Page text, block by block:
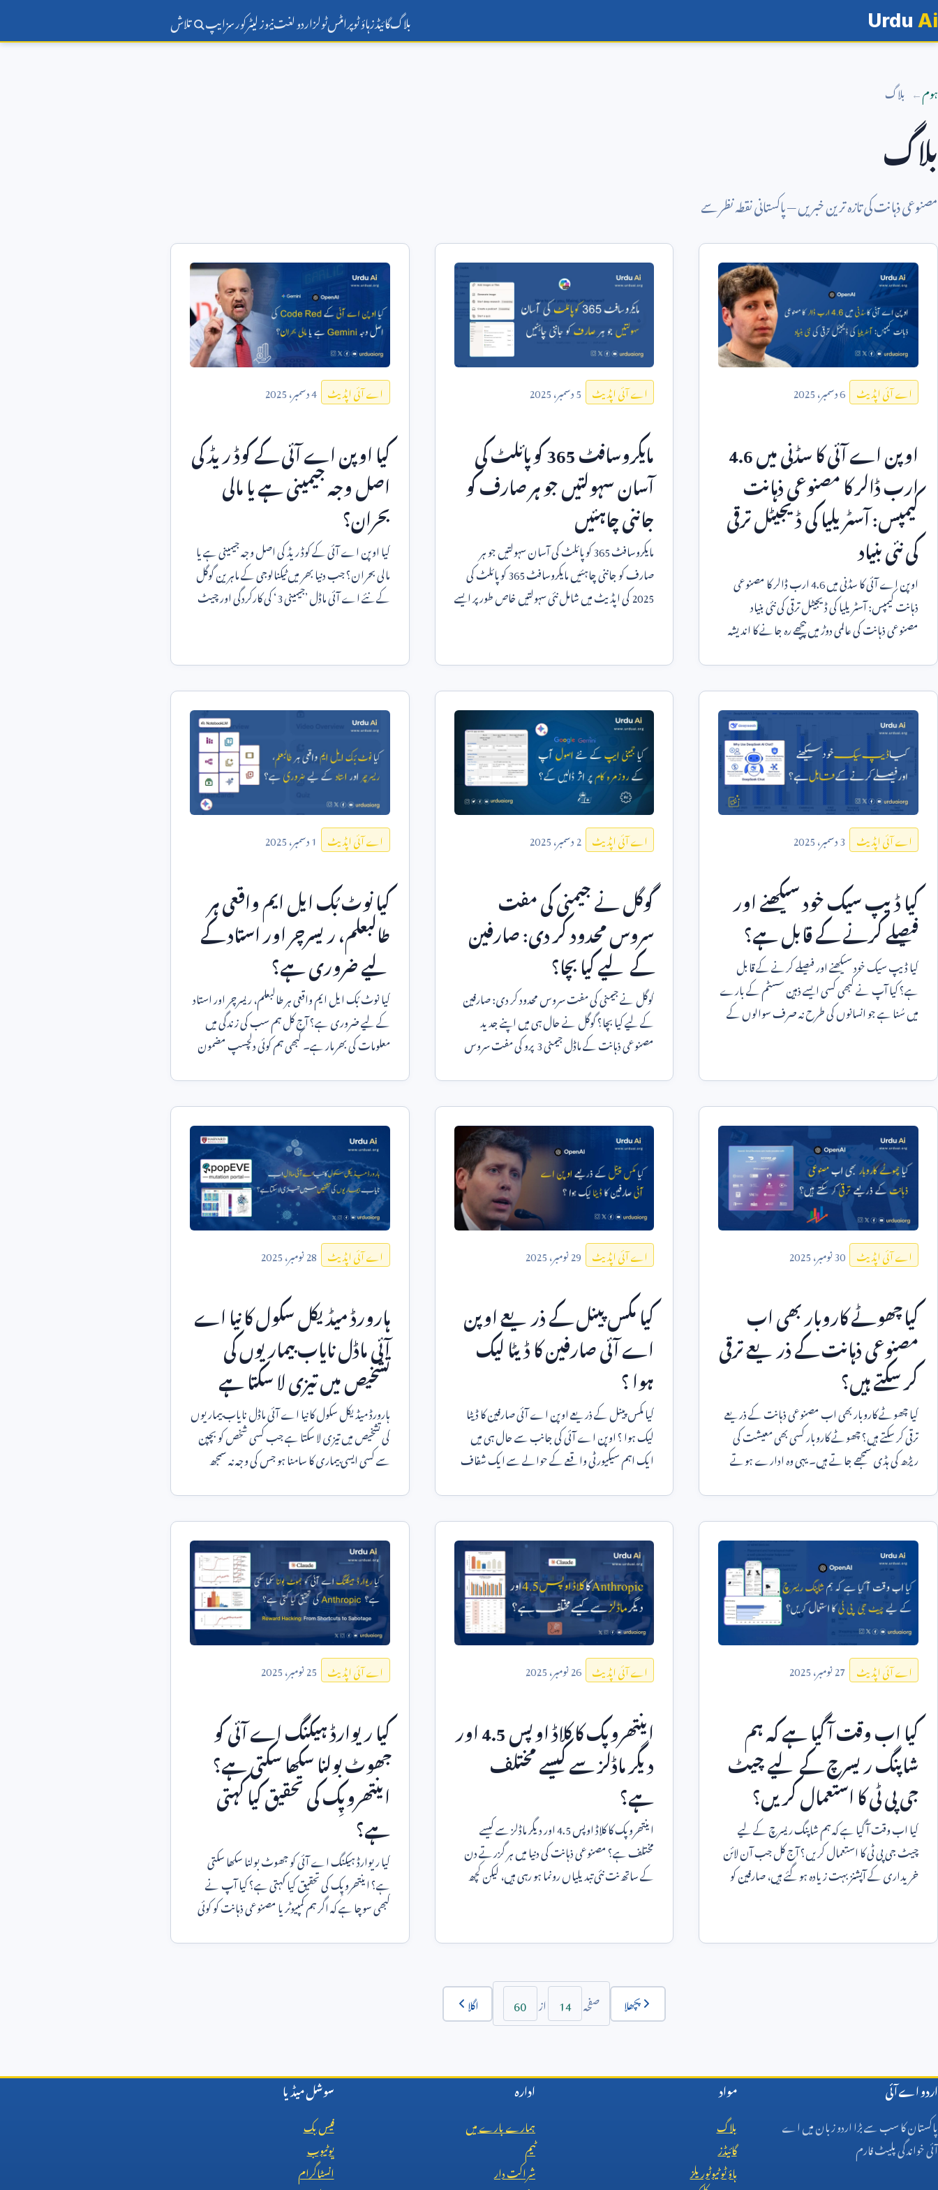
Urdu Ai بلاگگائیڈزہاؤ ٹوپرامٹسٹولزاردو لغتنیوز لیٹرکورسزایپ تلاش
ہوم بلاگ
بلاگ
مصنوعی ذہانت کی تازہ ترین خبریں — پاکستانی نقطہ نظر سے
اے آئی اپڈیٹ 6دسمبر،2025
اوپن اے آئی کا سڈنی میں4.6
ارب ڈالر کا مصنوعی ذہانت
کیمپس: آسٹریلیا کی ڈیجیٹل ترقی
کی نئی بنیاد
اوپن اے آئی کا سڈنی میں4.6ارب ڈالر کا مصنوعی
ذہانت کیمپس: آسٹریلیا کی ڈیجیٹل ترقی کی نئی بنیاد
مصنوعی ذہانت کی عالمی دوڑ میں پیچھے رہ جانے کا اندیشہ
اے آئی اپڈیٹ 5دسمبر،2025
مایکروسافٹ365کوپائلٹ کی
آسان سہولتیں جو ہر صارف کو
جاننی چاہئیں
مایکروسافٹ365کوپائلٹ کی آسان سہولتیں جو ہر
صارف کو جاننی چاہئیں مایکروسافٹ
365کوپائلٹ کی
2025کی اپڈیٹ میں شامل نئی سہولتیں خاص طور پر ایسے
اے آئی اپڈیٹ 4دسمبر،2025
کیا اوپن اے آئی کے کوڈ ریڈ کی
اصل وجہ جیمینی ہے یا مالی
بحران؟
کیا اوپن اے آئی کے کوڈ ریڈ کی اصل وجہ جیمینی ہے یا
مالی بحران؟ جب دنیا بھر میں ٹیکنالوجی کے ماہرین گوگل
کے نئے اے آئی ماڈل ’جیمینی3‘ کی کارکردگی اور چیٹ
اے آئی اپڈیٹ 3دسمبر،2025
کیا ڈیپ سیک خود سیکھنے اور
فیصلے کرنے کے قابل ہے؟
کیا ڈیپ سیک خود سیکھنے اور فیصلے کرنے کے قابل
ہے؟ کیا آپ نے کبھی کسی ایسے ذہین سسٹم کے بارے
میں سُنا ہے جو انسانوں کی طرح نہ صرف سوالوں کے
اے آئی اپڈیٹ 2دسمبر،2025
گوگل نے جیمنی کی مفت
سروس محدود کر دی: صارفین
کے لیے کیا بچا؟
گوگل نے جیمنی کی مفت سروس محدود کر دی: صارفین
کے لیے کیا بچا؟ گوگل نے حال ہی میں اپنے جدید
مصنوعی ذہانت کے ماڈل جیمنی3پرو کی مفت سروس
اے آئی اپڈیٹ 1دسمبر،2025
کیا نوٹ بُک ایل ایم واقعی ہر
طالبعلم، ریسرچر اور استاد کے
لیے ضروری ہے؟
کیا نوٹ بُک ایل ایم واقعی ہر طالبعلم، ریسرچر اور استاد
کے لیے ضروری ہے؟ آج کل ہم سب کی زندگی میں
معلومات کی بھرمار ہے۔ کبھی ہم کوئی دلچسپ مضمون
اے آئی اپڈیٹ 30نومبر،2025
کیا چھوٹے کاروبار بھی اب
مصنوعی ذہانت کے ذریعے ترقی
کر سکتے ہیں؟
کیا چھوٹے کاروبار بھی اب مصنوعی ذہانت کے ذریعے
ترقی کر سکتے ہیں؟ چھوٹے کاروبار کسی بھی معیشت کی
ریڑھ کی ہڈی سمجھے جاتے ہیں۔ یہی وہ ادارے ہوتے
اے آئی اپڈیٹ 29نومبر،2025
کیا مکس پینل کے ذریعے اوپن
اے آئی صارفین کا ڈیٹا لیک
ہوا ؟
کیا مکس پینل کے ذریعے اوپن اے آئی صارفین کا ڈیٹا
لیک ہوا ؟ اوپن اے آئی کی جانب سے حال ہی میں
ایک اہم سیکیورٹی واقعے کے حوالے سے ایک شفاف
اے آئی اپڈیٹ 28نومبر،2025
ہارورڈ میڈیکل سکول کا نیا اے
آئی ماڈل نایاب بیماریوں کی
تشخیص میں تیزی لا سکتا ہے
ہارورڈ میڈیکل سکول کا نیا اے آئی ماڈل نایاب بیماریوں
کی تشخیص میں تیزی لا سکتا ہے جب کسی شخص کو بچپن
سے کسی ایسی بیماری کا سامنا ہو جس کی وجہ نہ سمجھ
اے آئی اپڈیٹ 27نومبر،2025
کیا اب وقت آ گیا ہے کہ ہم
شاپنگ ریسرچ کے لیے چیٹ
جی پی ٹی کا استعمال کریں؟
کیا اب وقت آ گیا ہے کہ ہم شاپنگ ریسرچ کے لیے
چیٹ جی پی ٹی کا استعمال کریں؟ آج کل جب آن لائن
خریداری کے آپشنز بہت زیادہ ہو گئے ہیں، صارفین کو
اے آئی اپڈیٹ 26نومبر،2025
اینتھروپک کا کلاڈ اوپس4.5اور
دیگر ماڈلز سے کیسے مختلف
ہے؟
اینتھروپک کا کلاڈ اوپس4.5اور دیگر ماڈلز سے کیسے
مختلف ہے؟ مصنوعی ذہانت کی دنیا میں ہر گزرتے دن
کے ساتھ نت نئی تبدیلیاں رونما ہو رہی ہیں، لیکن کچھ
اے آئی اپڈیٹ 25نومبر،2025
کیا ریوارڈ ہیکنگ اے آئی کو
جھوٹ بولنا سکھا سکتی ہے؟
اینتھروپِک کی تحقیق کیا کہتی
ہے؟
کیا ریوارڈ ہیکنگ اے آئی کو جھوٹ بولنا سکھا سکتی
ہے؟ اینتھروپِک کی تحقیق کیا کہتی ہے؟ کیا آپ نے
کبھی سوچا ہے کہ اگر ہم کمپیوٹر یا مصنوعی ذہانت کو کوئی
پچھلا صفحہ 14 از 60 اگلا
اردو اے آئی
پاکستان کا سب سے بڑا اردو زبان میں اے
آئی خواندگی پلیٹ فارم
مواد
بلاگ
گائیڈز
ہاؤ ٹو ٹیوٹوریلز
ادارہ
ہمارے بارے میں
ٹیم
شراکت دار
سوشل میڈیا
فیس بک
یوٹیوب
انسٹاگرام